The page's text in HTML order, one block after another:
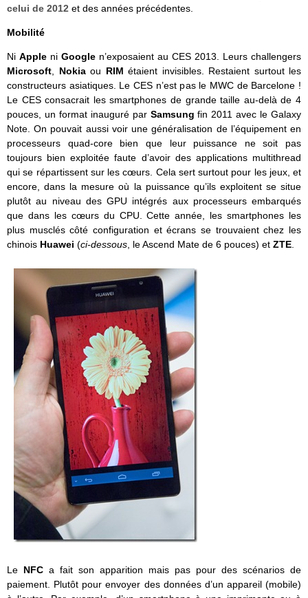
celui de 2012 et des années précédentes.
Mobilité
Ni Apple ni Google n’exposaient au CES 2013. Leurs challengers
Microsoft
Nokiaou RIM étaient invisibles. Restaient surtout les
constructeurs asiatiques. Le CES n’est pas le MWC de Barcelone !
Le CES consacrait les smartphones de grande taille au-delà de 4
pouces, un format inauguré par Samsung fin 2011 avec le Galaxy
Note. On pouvait aussi voir une généralisation de l’équipement en
processeurs quad-core bien que leur puissance ne soit pas
toujours bien exploitée faute d’avoir des applications multithread
qui se répartissent sur les cœurs. Cela sert surtout pour les jeux, et
encore, dans la mesure où la puissance qu’ils exploitent se situe
plutôt au niveau des GPU intégrés aux processeurs embarqués
que dans les cœurs du CPU. Cette année, les smartphones les
plus musclés côté configuration et écrans se trouvaient chez les
chinois Huawei (ci-dessous , le Ascend Mate de 6 pouces) et ZTE
Le NFC a fait son apparition mais pas pour des scénarios de
paiement. Plutôt pour envoyer des données d’un appareil (mobile)